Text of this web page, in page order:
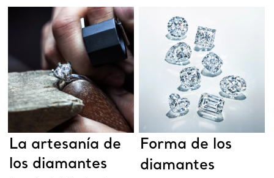
La artesanía de
los diamantes
Forma de los
diamantes